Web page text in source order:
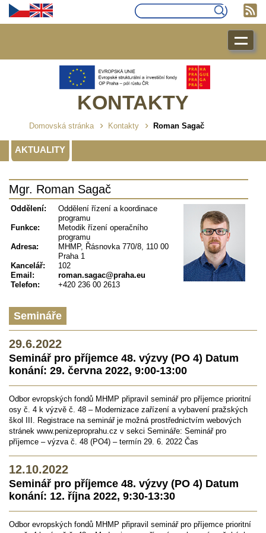
KONTAKTY
Domovská stránka Kontakty Roman Sagač
AKTUALITY
Mgr. Roman Sagač
Oddělení:
Oddělení řízení a koordinace
programu
Funkce:
Metodik řízení operačního
programu
Adresa:
MHMP, Řásnovka 770/8, 110 00
Praha 1
Kancelář:
102
Email:
roman.sagac@praha.eu
Telefon:
+420 236 00 2613
Semináře
29.6.2022
Seminář pro příjemce 48. výzvy (PO 4) Datum
konání: 29. června 2022, 9:00-13:00
Odbor evropských fondů MHMP připravil seminář pro příjemce prioritní
osy č. 4 k výzvě č. 48 – Modernizace zařízení a vybavení pražských
škol III. Registrace na seminář je možná prostřednictvím webových
stránek www.penizeproprahu.cz v sekci Semináře: Seminář pro
příjemce – výzva č. 48 (PO4) – termín 29. 6. 2022 Čas
12.10.2022
Seminář pro příjemce 48. výzvy (PO 4) Datum
konání: 12. října 2022, 9:30-13:30
Odbor evropských fondů MHMP připravil seminář pro příjemce prioritní